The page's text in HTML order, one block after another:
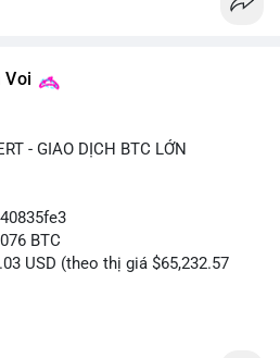
Voi
- GIAO DỊCH BTC LỚN
BTC
USD (theo thị giá $65,232.57